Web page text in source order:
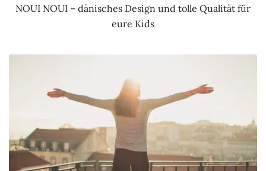
NOUI NOUI – dänisches Design und tolle Qualität für
eure Kids